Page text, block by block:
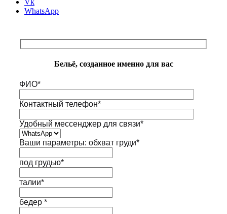
WhatsApp
Бельё, созданное именно для вас
ФИО*
Контактный телефон*
Удобный мессенджер для связи*
Ваши параметры: обхват груди*
под грудью*
талии*
бедер *